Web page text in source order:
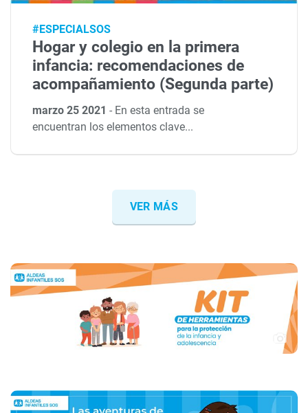
#ESPECIALSOS
Hogar y colegio en la primera
infancia: recomendaciones de
acompañamiento (Segunda parte)
marzo 25 2021- En esta entrada se
encuentran los elementos clave...
VER MÁS